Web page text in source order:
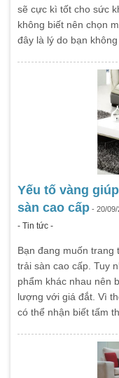
sẽ cực kì tốt cho sức
không biết nên chọn
đây là lý do bạn
Yếu tố vàng
sàn cao cấp - 20/
- Tin tức -
Bạn đang muốn trang
trải sàn cao cấp. Tuy
phẩm khác nhau nên
lượng với giá đắt. Vì
có thể nhận biết tấm